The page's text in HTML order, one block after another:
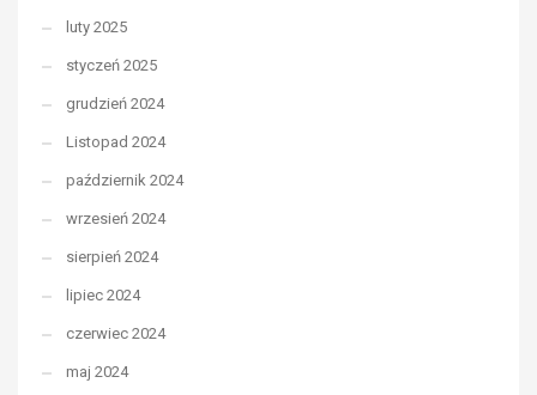
luty 2025
styczeń 2025
grudzień 2024
Listopad 2024
październik 2024
wrzesień 2024
sierpień 2024
lipiec 2024
czerwiec 2024
maj 2024